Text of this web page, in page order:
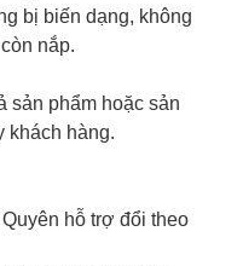
bị biến dạng, không
nắp.
sản phẩm hoặc sản
khách hàng.
hỗ trợ đổi theo